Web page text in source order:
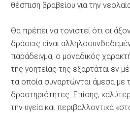
θέσπιση βραβείου για την
Θα πρέπει να τονιστεί ότι οι
δράσεις είναι
παράδειγμα, ο μοναδικός
της γοητείας της εξαρτάται εν
τα οποία συναρτώνται άμεσα με
δραστηριότητες. Επίσης,
την υγεία και περιβαλλοντικά